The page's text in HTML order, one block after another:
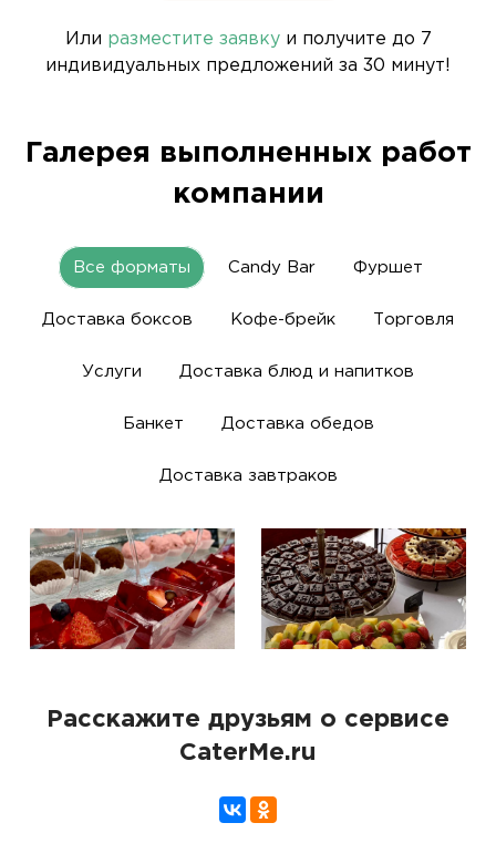
Или разместите заявкуи получите до 7
индивидуальных предложений за 30 минут!
Галерея выполненных работ
компании
Все форматы Candy Bar Фуршет
Доставка боксов Кофе-брейк Торговля
Услуги Доставка блюд и напитков
Банкет Доставка обедов
Доставка завтраков
Расскажите друзьям о сервисе
CaterMe.ru